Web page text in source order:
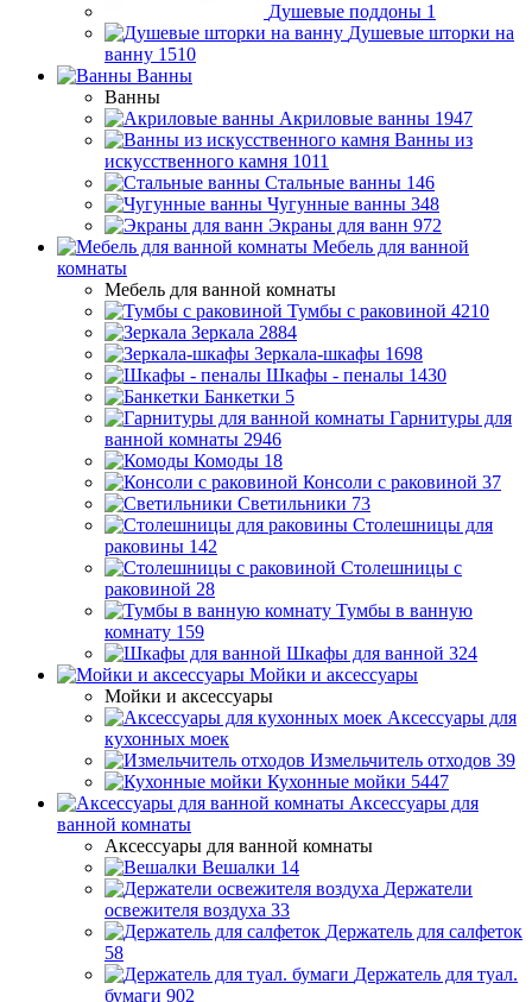
Душевые поддоны 1
Душевые шторки на
ванну 1510
Ванны
Ванны
Акриловые ванны 1947
Ванны из
искусственного камня 1011
Стальные ванны 146
Чугунные ванны 348
Экраны для ванн 972
Мебель для ванной
комнаты
Мебель для ванной комнаты
Тумбы с раковиной 4210
Зеркала 2884
Зеркала-шкафы 1698
Шкафы - пеналы 1430
Банкетки 5
Гарнитуры для
ванной комнаты 2946
Комоды 18
Консоли с раковиной 37
Светильники 73
Столешницы для
раковины 142
Столешницы с
раковиной 28
Тумбы в ванную
комнату 159
Шкафы для ванной 324
Мойки и аксессуары
Мойки и аксессуары
Аксессуары для
кухонных моек
Измельчитель отходов 39
Кухонные мойки 5447
Аксессуары для
ванной комнаты
Аксессуары для ванной комнаты
Вешалки 14
Держатели
освежителя воздуха 33
Держатель для салфеток
58
Держатель для туал.
бумаги 902